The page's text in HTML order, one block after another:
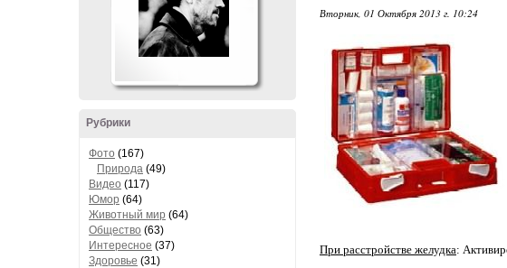
Рубрики
Фото (167)
Природа (49)
Видео (117)
Юмор (64)
Животный мир (64)
Общество (63)
Интересное (37)
Здоровье (31)
Вторник, 01 Октября 2013 г. 10:24
При расстройстве желудка: